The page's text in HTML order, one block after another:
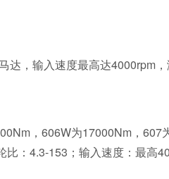
，输入速度最高达4000rpm，
，606W为17000Nm，607
：4.3-153；输入速度：最高